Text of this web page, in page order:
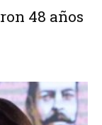
48 años